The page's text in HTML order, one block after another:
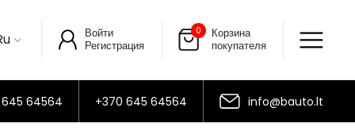
Войти
Регистрация
0
Корзина
покупателя
64564 +370 645 64564 info@bauto.lt